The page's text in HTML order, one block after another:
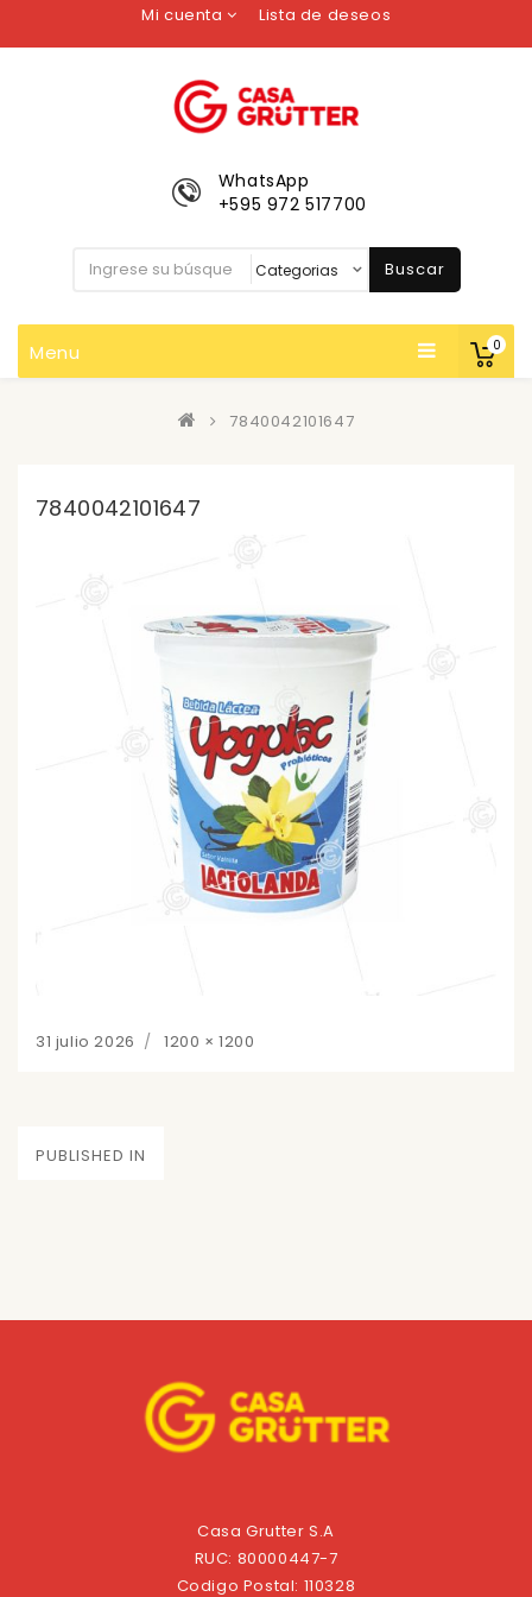
Mi cuenta Lista de deseos
0
WhatsApp
+595 972 517700
Buscar
Menu
7840042101647
7840042101647
Posted
31 julio 2026
Full
1200 × 1200
Navegación
PUBLISHED IN
Casa Grutter S.A
RUC: 80000447-7
Codigo Postal: 110328